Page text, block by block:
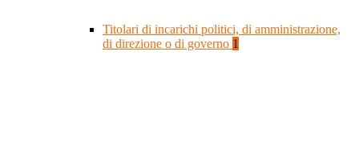
Titolari di incarichi politici, di amministrazione,
di direzione o di governo 1